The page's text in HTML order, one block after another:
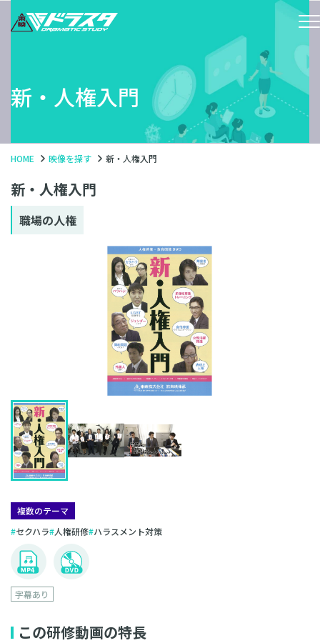
新・人権入門
HOME 映像を探す 新・人権入門
新・人権入門
職場の人権
複数のテーマ
セクハラ 人権研修 ハラスメント対策
字幕あり
この研修動画の特長